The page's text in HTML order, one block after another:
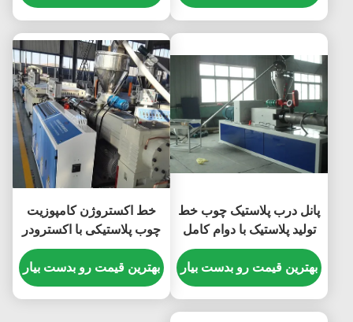
پانل درب پلاستیک چوب خط
تولید پلاستیک با دوام کامل
اتوماتیک
بهترین قیمت رو بدست بیار
خط اکستروژن کامپوزیت
چوب پلاستیکی با اکسترودر
دو قلو پیچ ، دستگاه تخته
فوم WPC
بهترین قیمت رو بدست بیار